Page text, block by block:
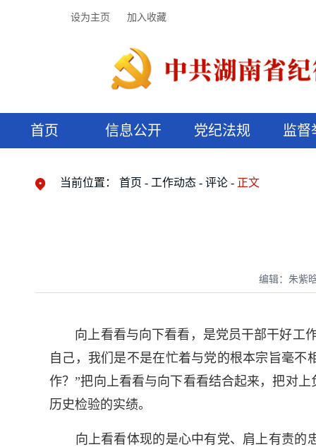
设为主页 加入收藏
首页 信息公开 党纪法规 监督
当前位置： 首页 工作动态 评论 正文
编辑：朱紫
向上看看与向下看看，是党员干部干好工作
自己，我们是不是在忙着与党的根本宗旨毫
作？”把向上看看与向下看看结合起来，把对
历史检验的实绩。
向上看看体现的是心中有党、肩上有责的